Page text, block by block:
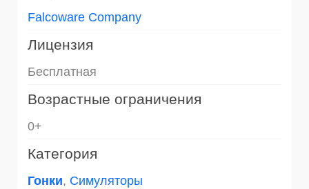
Falcoware Company
Лицензия
Бесплатная
Возрастные ограничения
0+
Категория
Гонки, Симуляторы